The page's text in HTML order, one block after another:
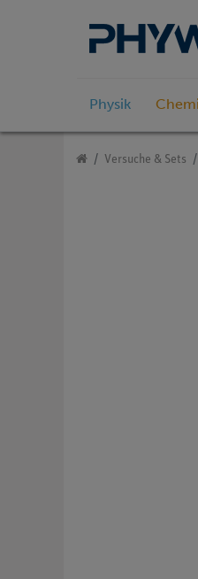
Physik
Versuche & Sets